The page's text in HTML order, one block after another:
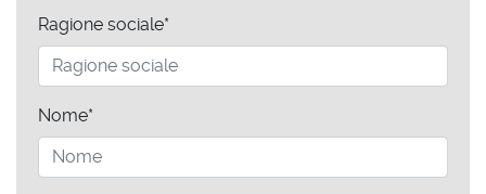
Ragione sociale*
Nome*